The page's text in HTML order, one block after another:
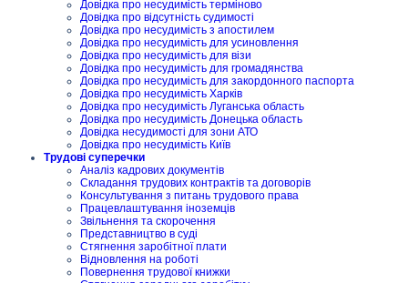
Довідка про несудимість терміново
Довідка про відсутність судимості
Довідка про несудимість з апостилем
Довідка про несудимість для усиновлення
Довідка про несудимість для візи
Довідка про несудимість для громадянства
Довідка про несудимість для закордонного паспорта
Довідка про несудимість Харків
Довідка про несудимість Луганська область
Довідка про несудимість Донецька область
Довідка несудимості для зони АТО
Довідка про несудимість Київ
Трудові суперечки
Аналіз кадрових документів
Складання трудових контрактів та договорів
Консультування з питань трудового права
Працевлаштування іноземців
Звільнення та скорочення
Представництво в суді
Стягнення заробітної плати
Відновлення на роботі
Повернення трудової книжки